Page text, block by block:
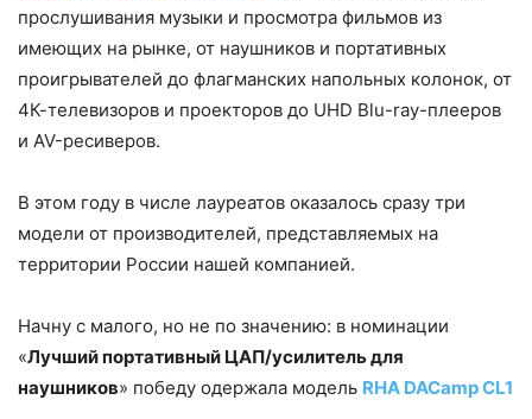
прослушивания музыки и просмотра фильмов из
имеющих на рынке, от наушников и портативных
проигрывателей до флагманских напольных колонок, от
4К-телевизоров и проекторов до UHD Blu-ray-плееров
и AV-ресиверов.
В этом году в числе лауреатов оказалось сразу три
модели от производителей, представляемых на
территории России нашей компанией.
Начну с малого, но не по значению: в номинации
«Лучший портативный ЦАП/усилитель для
наушников» победу одержала модель RHA DACamp CL1